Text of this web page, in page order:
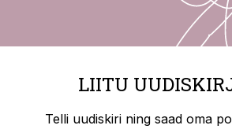
LIITU
Telli uudiskiri ning saad oma